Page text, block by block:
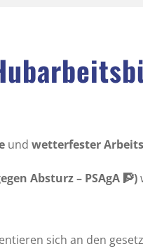
und wetterfester
Absturz – PSAgA 🧗)
sich an den